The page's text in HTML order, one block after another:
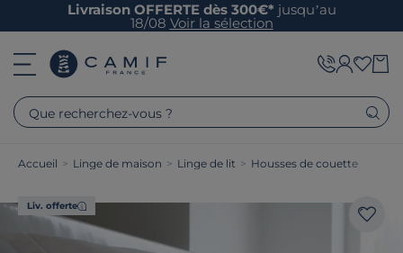
Livraison OFFERTE dès 300€* jusqu’au
18/08 Voir la sélection
Que recherchez-vous ?
Accueil > Linge de maison > Linge de lit > Housses de couette
Liv. offerte